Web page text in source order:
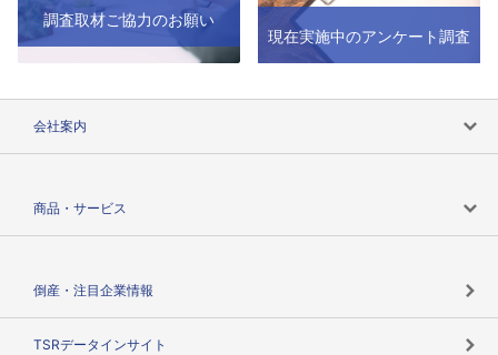
調査取材ご協力のお願い
現在実施中のアンケート調査
会社案内
商品・サービス
倒産・注目企業情報
TSRデータインサイト